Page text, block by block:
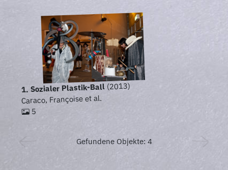
1. Sozialer Plastik-Ball(2013)
Caraco, Françoise et al.
5
Gefundene Objekte: 4